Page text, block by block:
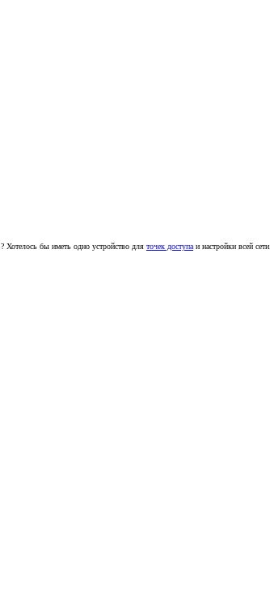
? Хотелось бы иметь одно устройство для точек доступа и настройки всей сети.